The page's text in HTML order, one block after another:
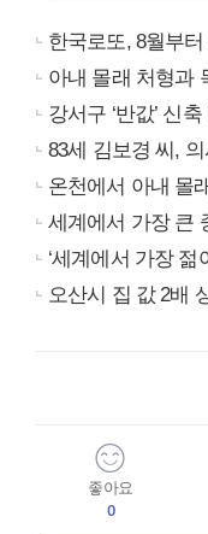
한국로또, 8월부
아내 몰래 처형과
강서구 ‘반값’ 신
83세 김보경 씨, 의
온천에서 아내 몰
세계에서 가장 큰
‘세계에서 가장
오산시 집 값 2배
좋아요
0